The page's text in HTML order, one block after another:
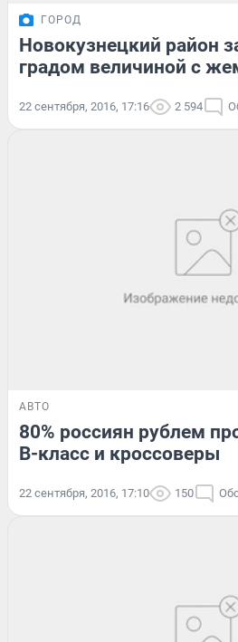
ГОРОД
Новокузнецкий район
градом величиной с
22 сентября, 2016, 17:16 2 594
АВТО
80% россиян рублем
В-класс и кроссоверы
22 сентября, 2016, 17:10 150